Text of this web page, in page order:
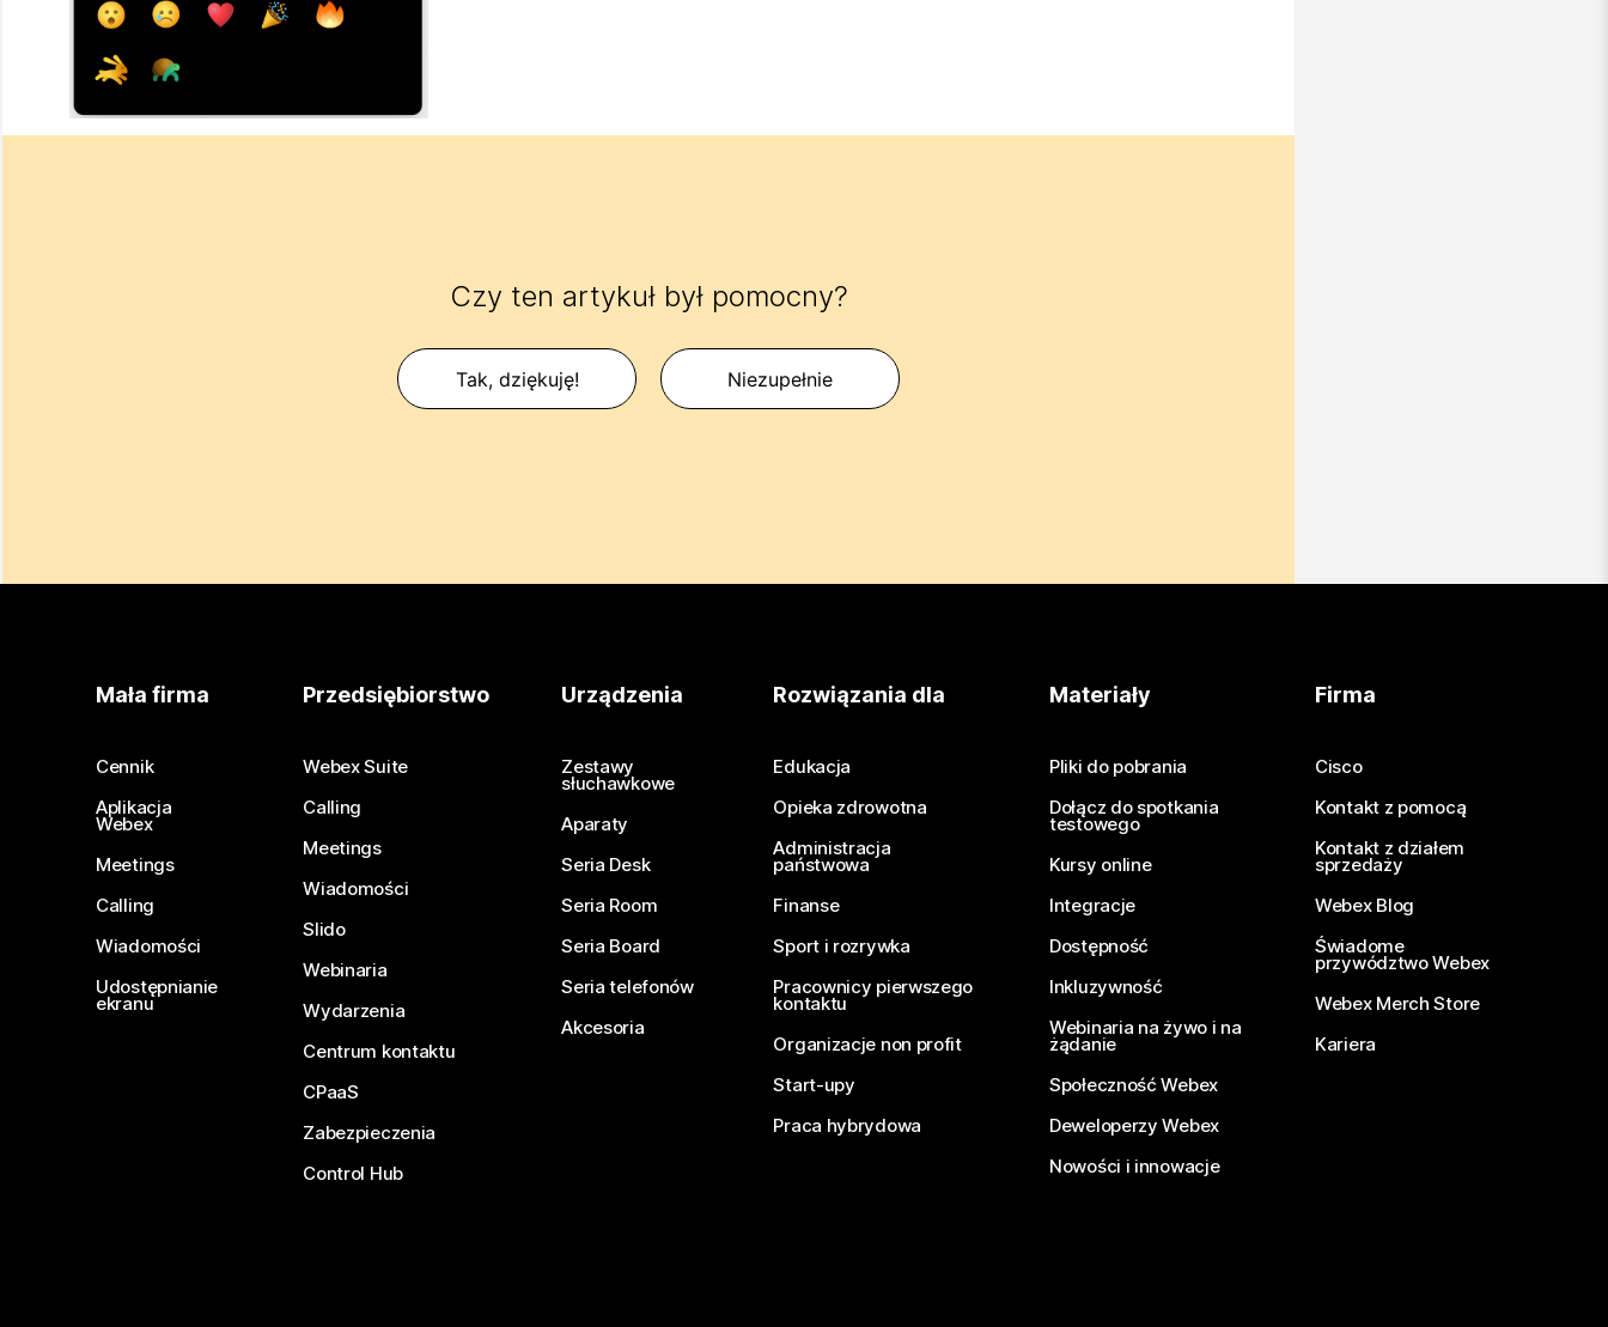
Czy ten artykuł był pomocny?
Tak, dziękuję! Niezupełnie
Mała firma
Cennik
Aplikacja
Webex
Meetings
Calling
Wiadomości
Udostępnianie
ekranu
Przedsiębiorstwo
Webex Suite
Calling
Meetings
Wiadomości
Slido
Webinaria
Wydarzenia
Centrum kontaktu
CPaaS
Zabezpieczenia
Control Hub
Urządzenia
Zestawy
słuchawkowe
Aparaty
Seria Desk
Seria Room
Seria Board
Seria telefonów
Akcesoria
Rozwiązania dla
Edukacja
Opieka zdrowotna
Administracja
państwowa
Finanse
Sport i rozrywka
Pracownicy pierwszego
kontaktu
Organizacje non profit
Start-upy
Praca hybrydowa
Materiały
Pliki do pobrania
Dołącz do spotkania
testowego
Kursy online
Integracje
Dostępność
Inkluzywność
Webinaria na żywo i na
żądanie
Społeczność Webex
Deweloperzy Webex
Nowości i innowacje
Firma
Cisco
Kontakt z pomocą
Kontakt z działem
sprzedaży
Webex Blog
Świadome
przywództwo Webex
Webex Merch Store
Kariera